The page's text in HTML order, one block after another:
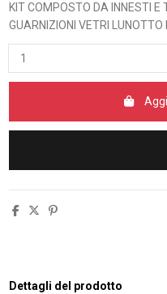
KIT COMPOSTO DA INNESTI E
GUARNIZIONI VETRI
Dettagli del prodotto